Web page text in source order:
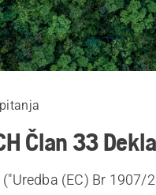
Član 33
("Uredba (EC) Br 1907/